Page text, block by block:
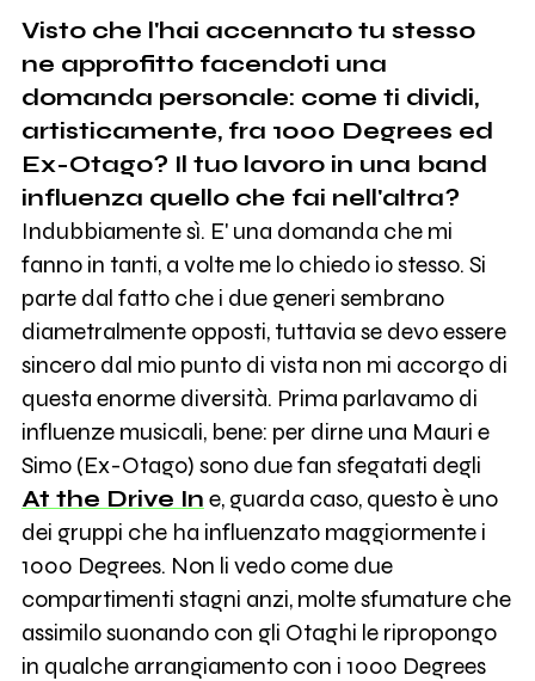
Visto che l'hai accennato tu stesso
ne approfitto facendoti una
domanda personale: come ti dividi,
artisticamente, fra 1000 Degrees ed
Ex-Otago? Il tuo lavoro in una band
influenza quello che fai nell'altra?
Indubbiamente sì. E' una domanda che mi
fanno in tanti, a volte me lo chiedo io stesso. Si
parte dal fatto che i due generi sembrano
diametralmente opposti, tuttavia se devo essere
sincero dal mio punto di vista non mi accorgo di
questa enorme diversità. Prima parlavamo di
influenze musicali, bene: per dirne una Mauri e
Simo (Ex-Otago) sono due fan sfegatati degli
At the Drive In e, guarda caso, questo è uno
dei gruppi che ha influenzato maggiormente i
1000 Degrees. Non li vedo come due
compartimenti stagni anzi, molte sfumature che
assimilo suonando con gli Otaghi le ripropongo
in qualche arrangiamento con i 1000 Degrees